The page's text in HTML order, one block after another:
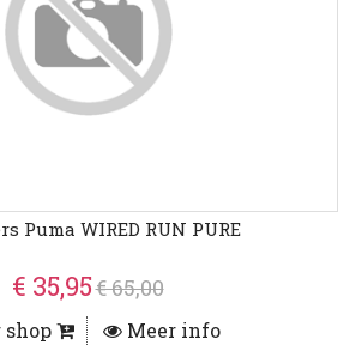
Puma WIRED RUN PURE
€ 35,95€ 65,00
shop Meer info